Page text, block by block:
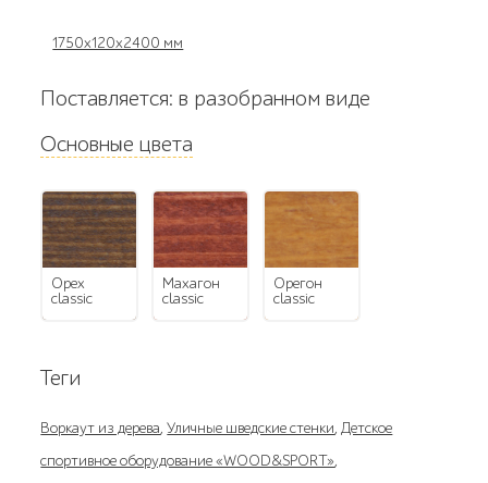
1750х120х2400 мм
Поставляется: в разобранном виде
Основные цвета
орех
classic
махагон
classic
орегон
classic
Теги
Воркаут из дерева,Уличные шведские стенки,Детское
спортивное оборудование «WOOD&SPORT»,